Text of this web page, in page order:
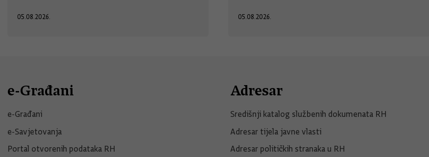
05.08.2026. 05.08.2026.
e-Građani
e-Građani
e-Savjetovanja
Portal otvorenih podataka RH
Adresar
Središnji katalog službenih dokumenata RH
Adresar tijela javne vlasti
Adresar političkih stranaka u RH